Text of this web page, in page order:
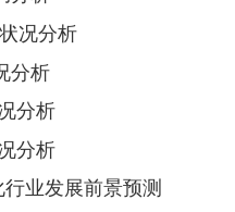
况分析
分析
分析
分析
业发展前景预测